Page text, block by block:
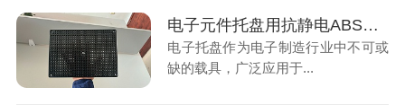
电子元件托盘用抗静电ABS塑料颗粒：守护精密元件的“安全卫士
电子托盘作为电子制造行业中不可或
缺的载具，广泛应用于...